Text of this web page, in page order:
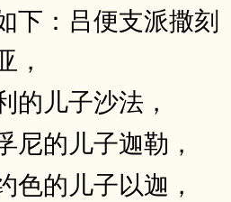
下：吕便支派撒刻
，
的儿子沙法，
尼的儿子迦勒，
色的儿子以迦，